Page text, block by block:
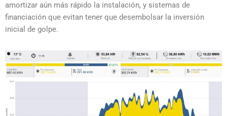
amortizar aún más rápido la instalación, y sistemas de
financiación que evitan tener que desembolsar la inversión
inicial de golpe.